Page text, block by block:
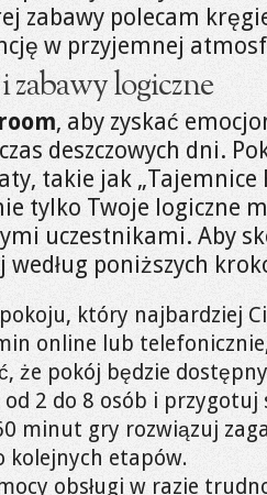
zabawy polecam
w przyjemnej
zabawy logiczne
, aby zyskać
deszczowych dni.
takie jak „Tajemnice
tylko Twoje logiczne
uczestnikami. Aby
według poniższych
który najbardziej
online lub
że pokój będzie
od 2 do 8 osób i przygotuj
minut gry rozwiązuj
kolejnych etapów.
obsługi w razie